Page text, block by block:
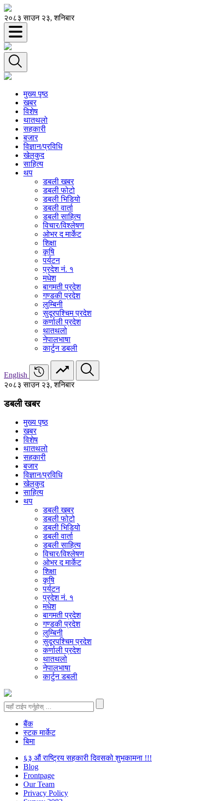
२०८३ साउन २३, शनिबार
मुख्य पृष्ठ
खबर
विशेष
थातथलो
सहकारी
बजार
विज्ञान/प्रविधि
खेलकुद
साहित्य
थप
डबली खबर
डबली फोटो
डबली भिडियो
डबली वार्ता
डबली साहित्य
विचार/विश्‍लेषण
ओभर द मार्केट
शिक्षा
कृषि
पर्यटन
प्रदेश नं. १
मधेश
बागमती प्रदेश
गण्डकी प्रदेश
लुम्बिनी
सुदूरपश्चिम प्रदेश
कर्णाली प्रदेश
थातथलो
नेपालभाषा
कार्टुन डबली
English
२०८३ साउन २३, शनिबार
डबली खबर
मुख्य पृष्ठ
खबर
विशेष
थातथलो
सहकारी
बजार
विज्ञान/प्रविधि
खेलकुद
साहित्य
थप
डबली खबर
डबली फोटो
डबली भिडियो
डबली वार्ता
डबली साहित्य
विचार/विश्‍लेषण
ओभर द मार्केट
शिक्षा
कृषि
पर्यटन
प्रदेश नं. १
मधेश
बागमती प्रदेश
गण्डकी प्रदेश
लुम्बिनी
सुदूरपश्चिम प्रदेश
कर्णाली प्रदेश
थातथलो
नेपालभाषा
कार्टुन डबली
बैंक
स्टक मार्केट
बिमा
६३ औं राष्ट्रिय सहकारी दिवसको शुभकामना !!!
Blog
Frontpage
Our Team
Privacy Policy